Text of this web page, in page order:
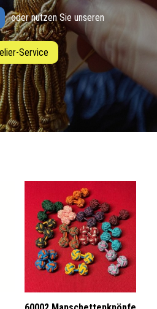
oder nutzen Sie unseren
Service